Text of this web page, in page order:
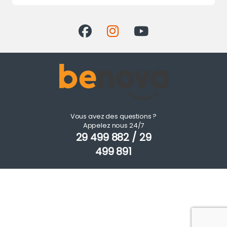
Vous avez des questions ?
Appelez nous 24/7
29 499 882 / 29
499 891